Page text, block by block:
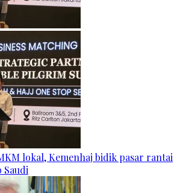
lokal, Kemenhaj bidik pasar rantai
Saudi